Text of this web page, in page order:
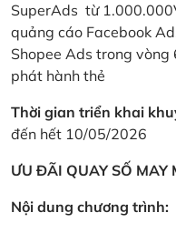
SuperAds từ
quảng cáo Facebook
Shopee Ads trong
phát hành thẻ
Thời gian triển khai
đến hết 10/05/2026
ƯU ĐÃI QUAY SỐ MAY
Nội dung chương trình: